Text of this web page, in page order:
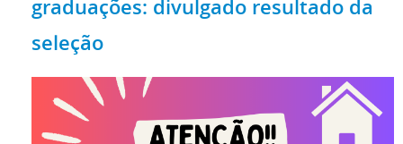
graduações: divulgado resultado da
seleção